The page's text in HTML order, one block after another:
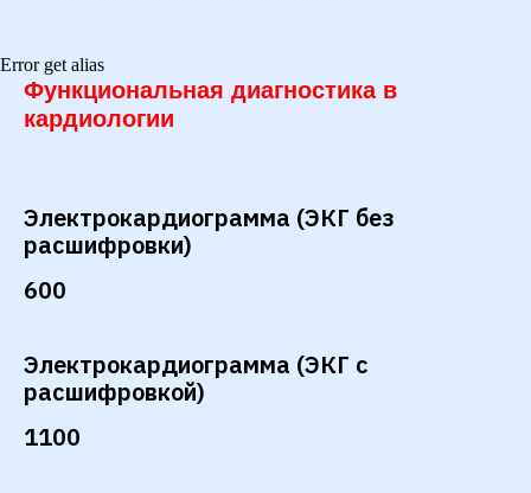
Error get alias
Функциональная диагностика в
кардиологии
Электрокардиограмма (ЭКГ без
расшифровки)
600
Электрокардиограмма (ЭКГ с
расшифровкой)
1100